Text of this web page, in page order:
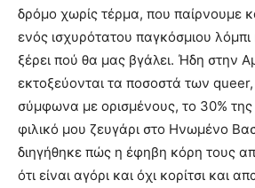
δρόμο χωρίς τέρμα, που παίρνουμε
ενός ισχυρότατου παγκόσμιου
ξέρει πού θα μας βγάλει. Ήδη στην
εκτοξεύονται τα ποσοστά των
σύμφωνα με ορισμένους, το 30% της
φιλικό μου ζευγάρι στο Ηνωμένο
διηγήθηκε πώς η έφηβη κόρη τους
ότι είναι αγόρι και όχι κορίτσι και